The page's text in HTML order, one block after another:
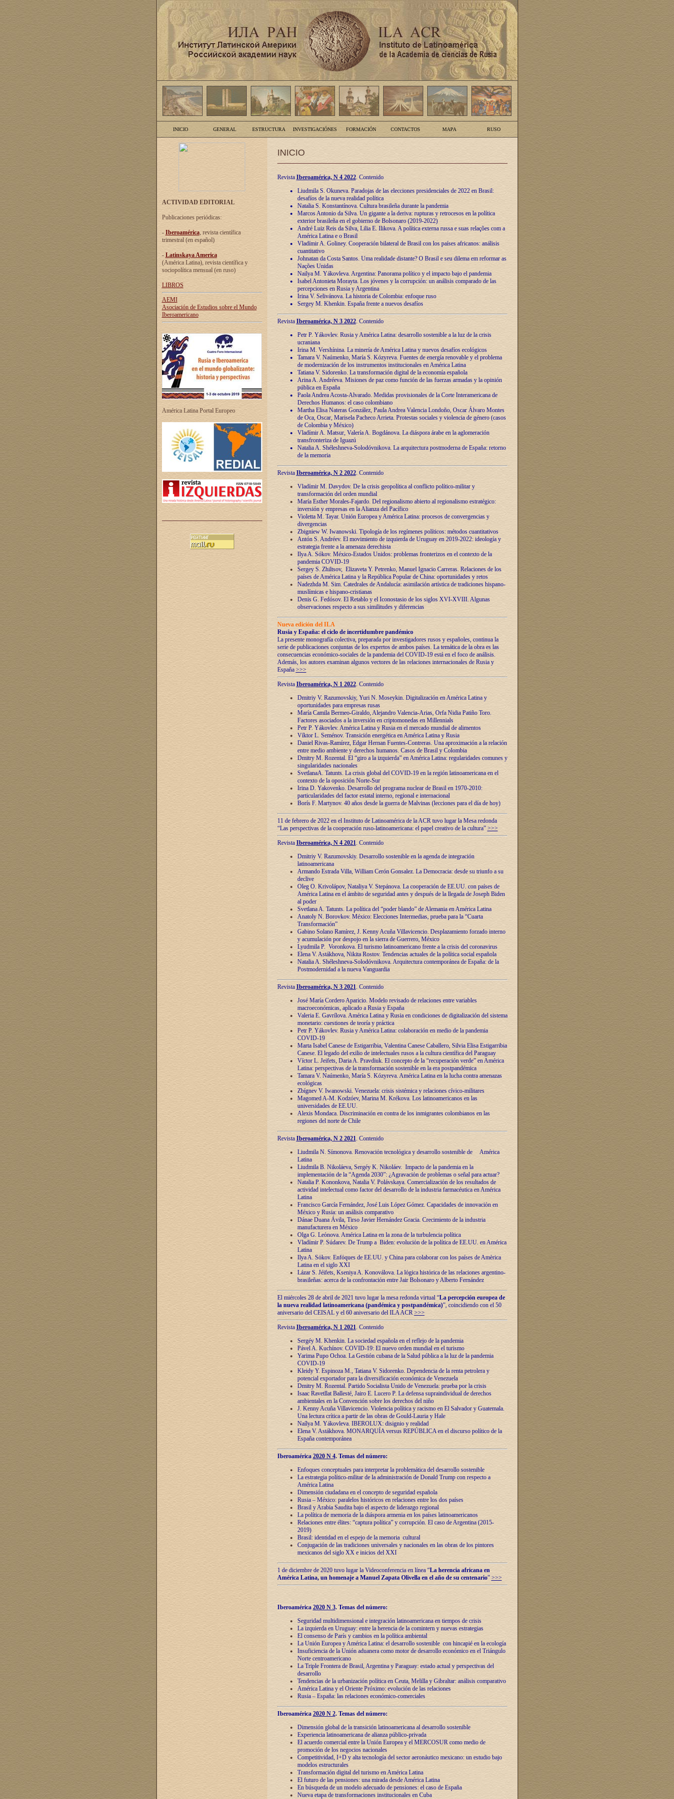
INICIO GENERAL ESTRUCTURA INVESTIGACIÓNES FORMACIÓN CONTACTOS MAPA RUSO
ACTIVIDAD EDITORIAL
Publicaciones periódicas:
- Iberoamérica, revista científica
trimestral (en español)
- Latinskaya America
(América Latina), revista científica y
sociopolítica mensual (en ruso)
LIBROS
AEMI
Asociación de Estudios sobre el Mundo
Iberoamericano
América Latina Portal Europeo
INICIO
Revista Iberoamérica, N 4 2022. Contenido
Liudmila S. Okuneva. Paradojas de las elecciones presidenciales de 2022 en Brasil:
desafíos de la nueva realidad política
Natalia S. Konstantínova. Cultura brasileña durante la pandemia
Marcos Antonio da Silva. Un gigante a la deriva: rupturas y retrocesos en la política
exterior brasileña en el gobierno de Bolsonaro (2019-2022)
André Luiz Reis da Silva, Lilia E. Ilikova. A política externa russa e suas relações com a
América Latina e o Brasil
Vladímir A. Goliney. Cooperación bilateral de Brasil con los países africanos: análisis
cuantitativo
Johnatan da Costa Santos. Uma realidade distante? O Brasil e seu dilema em reformar as
Nações Unidas
Nailya M. Yákovleva. Argentina: Panorama político y el impacto bajo el pandemia
Isabel Antonieta Morayta. Los jóvenes y la corrupción: un análisis comparado de las
percepciones en Rusia y Argentina
Irina V. Selivánova. La historia de Colombia: enfoque ruso
Sergey M. Khenkin. España frente a nuevos desafíos
Revista Iberoamérica, N 3 2022. Contenido
Petr P. Yákovlev. Rusia y América Latina: desarrollo sostenible a la luz de la crisis
ucraniana
Irina M. Vershínina. La minería de América Latina y nuevos desafíos ecológicos
Tamara V. Naúmenko, María S. Kózyreva. Fuentes de energía renovable y el problema
de modernización de los instrumentos institucionales en América Latina
Tatiana V. Sidorenko. La transformación digital de la economía española
Arina A. Andréeva. Misiones de paz como función de las fuerzas armadas y la opinión
pública en España
Paola Andrea Acosta-Alvarado. Medidas provisionales de la Corte Interamericana de
Derechos Humanos: el caso colombiano
Martha Elisa Nateras González, Paula Andrea Valencia Londoño, Oscar Álvaro Montes
de Oca, Oscar, Marisela Pacheco Arrieta. Protestas sociales y violencia de género (casos
de Colombia y México)
Vladímir A. Matsur, Valería A. Bogdánova. La diáspora árabe en la aglomeración
transfronteriza de Iguazú
Natalia A. Shéleshneva-Solodóvnikova. La arquitectura postmoderna de España: retorno
de la memoria
Revista Iberoamérica, N 2 2022. Contenido
Vladímir M. Davydov. De la crisis geopolítica al conflicto político-militar y
transformación del orden mundial
María Esther Morales-Fajardo. Del regionalismo abierto al regionalismo estratégico:
inversión y empresas en la Alianza del Pacífico
Violetta M. Tayar. Unión Europea y América Latina: procesos de convergencias y
divergencias
Zbigniew W. Iwanowski. Tipología de los regímenes políticos: métodos cuantitativos
Antón S. Andréev. El movimiento de izquierda de Uruguay en 2019-2022: ideología y
estrategia frente a la amenaza derechista
Ilya A. Sókov. México-Estados Unidos: problemas fronterizos en el contexto de la
pandemia COVID-19
Sergey S. Zhiltsov, Elizaveta Y. Petrenko, Manuel Ignacio Carreras. Relaciones de los
países de América Latina y la República Popular de China: oportunidades y retos
Nadezhda M. Sim. Catedrales de Andalucía: asimilación artística de tradiciones hispano-
muslímicas e hispano-cristianas
Denis G. Fedósov. El Retablo y el Iconostasio de los siglos XVI-XVIII. Algunas
observaciones respecto a sus similitudes y diferencias
Nueva edición del ILA
Rusia y España: el ciclo de incertidumbre pandémico
La presente monografía colectiva, preparada por investigadores rusos y españoles, continua la
serie de publicaciones conjuntas de los expertos de ambos países. La temática de la obra es las
consecuencias económico-sociales de la pandemia del COVID-19 está en el foco de análisis.
Además, los autores examinan algunos vectores de las relaciones internacionales de Rusia y
España >>>
Revista Iberoamérica, N 1 2022. Contenido
Dmitriy V. Razumovskiy, Yuri N. Moseykin. Digitalización en América Latina y
oportunidades para empresas rusas
María Camila Bermeo-Giraldo, Alejandro Valencia-Arias, Orfa Nidia Patiño Toro.
Factores asociados a la inversión en criptomonedas en Millennials
Petr P. Yákovlev. América Latina y Rusia en el mercado mundial de alimentos
Víktor L. Seménov. Transición energética en América Latina y Rusia
Daniel Rivas-Ramírez, Edgar Hernan Fuentes-Contreras. Una aproximación a la relación
entre medio ambiente y derechos humanos. Casos de Brasil y Colombia
Dmitry M. Rozental. El “giro a la izquierda” en América Latina: regularidades comunes y
singularidades nacionales
SvetlanaA. Tatunts. La crisis global del COVID-19 en la región latinoamericana en el
contexto de la oposición Norte-Sur
Irina D. Yakovenko. Desarrollo del programa nuclear de Brasil en 1970-2010:
particularidades del factor estatal interno, regional e internacional
Borís F. Martynov. 40 años desde la guerra de Malvinas (lecciones para el día de hoy)
11 de febrero de 2022 en el Instituto de Latinoamérica de la ACR tuvo lugar la Mesa redonda
“Las perspectivas de la cooperación ruso-latinoamericana: el papel creativo de la cultura” >>>
Revista Iberoamérica, N 4 2021. Contenido
Dmitriy V. Razumovskiy. Desarrollo sostenible en la agenda de integración
latinoamericana
Armando Estrada Villa, William Cerón Gonsalez. La Democracia: desde su triunfo a su
declive
Oleg O. Krivolápov, Nataliya V. Stepánova. La cooperación de EE.UU. con países de
América Latina en el ámbito de seguridad antes y después de la llegada de Joseph Biden
al poder
Svetlana A. Tatunts. La política del “poder blando” de Alemania en América Latina
Anatoly N. Borovkov. México: Elecciones Intermedias, prueba para la “Cuarta
Transformación”
Gabino Solano Ramírez, J. Kenny Acuña Villavicencio. Desplazamiento forzado interno
y acumulación por despojo en la sierra de Guerrero, México
Lyudmila P. Voronkova. El turismo latinoamericano frente a la crisis del coronavirus
Elena V. Astákhova, Nikita Rostov. Tendencias actuales de la política social española
Natalia A. Shéleshneva-Solodóvnikova. Arquitectura contemporánea de España: de la
Postmodernidad a la nueva Vanguardia
Revista Iberoamérica, N 3 2021. Contenido
José María Cordero Aparicio. Modelo revisado de relaciones entre variables
macroeconómicas, aplicado a Rusia y España
Valeria E. Gavrílova. América Latina y Rusia en condiciones de digitalización del sistema
monetario: cuestiones de teoría y práctica
Petr P. Yákovlev. Rusia y América Latina: colaboración en medio de la pandemia
COVID-19
Marta Isabel Canese de Estigarribia, Valentina Canese Caballero, Silvia Elisa Estigarribia
Canese. El legado del exilio de intelectuales rusos a la cultura científica del Paraguay
Víctor L. Jeifets, Daria A. Pravdiuk. El concepto de la “recuperación verde” en América
Latina: perspectivas de la transformación sostenible en la era postpandémica
Tamara V. Naúmenko, María S. Kózyreva. América Latina en la lucha contra amenazas
ecológicas
Zbígnev V. Iwanowski. Venezuela: crisis sistémica y relaciones cívico-militares
Magomed A-M. Kodzóev, Marina M. Krékova. Los latinoamericanos en las
universidades de EE.UU.
Alexis Mondaca. Discriminación en contra de los inmigrantes colombianos en las
regiones del norte de Chile
RevistaIberoamérica, N 2 2021. Contenido
Liudmila N. Símonova. Renovaciόn tecnolόgica y desarrollo sostenible de América
Latina
Liudmila B. Nikoláeva, Sergéy K. Nikoláev. Impacto de la pandemia en la
implementaciόn de la “Agenda 2030”: ¿Agravaciόn de problemas o señal para actuar?
Natalia P. Kononkova, Natalia V. Polávskaya. Comercializaciόn de los resultados de
actividad intelectual como factor del desarrollo de la industria farmacéutica en América
Latina
Francisco García Fernández, José Luis López Gómez. Capacidades de innovaciόn en
México y Rusia: un análisis comparativo
Dánae Duana Ávila, Tirso Javier Hernández Gracia. Crecimiento de la industria
manufacturera en México
Olga G. Leόnova. América Latina en la zona de la turbulencia política
Vladímir P. Súdarev. De Trump a Biden: evoluciόn de la política de EE.UU. en América
Latina
Ilya A. Sόkov. Enfόques de EE.UU. y China para colaborar con los países de Amèrica
Latina en el siglo XXI
Lázar S. Jéifets, Kseniya A. Konoválova. La lόgica histόrica de las relaciones argentino-
brasileñas: acerca de la confrontaciόn entre Jair Bolsonaro y Alberto Fernández
El miércoles 28 de abril de 2021 tuvo lugar la mesa redonda virtual “La percepción europea de
la nueva realidad latinoamericana (pandémica y postpandémica)”, coincidiendo con el 50
aniversario del CEISAL y el 60 aniversario del ILA ACR >>>
Revista Iberoamérica, N 1 2021. Contenido
Sergéy M. Khenkin. La sociedad española en el reflejo de la pandemia
Pável A. Kuchínov. COVID-19: El nuevo orden mundial en el turismo
Yarima Pupo Ochoa. La Gestión cubana de la Salud pública a la luz de la pandemia
COVID-19
Kleidy Y. Espinoza M., Tatiana V. Sidorenko. Dependencia de la renta petrolera y
potencial exportador para la diversificación económica de Venezuela
Dmitry M. Rozental. Partido Socialista Unido de Venezuela: prueba por la crisis
Isaac Ravetllat Ballesté, Jairo E. Lucero P. La defensa supraindividual de derechos
ambientales en la Convención sobre los derechos del niño
J. Kenny Acuña Villavicencio. Violencia política y racismo en El Salvador y Guatemala.
Una lectura crítica a partir de las obras de Gould-Lauria y Hale
Naílya M. Yákovleva. IBEROLUX: disignio y realidad
Elena V. Astákhova. MONARQUÍA versus REPÚBLICA en el discurso político de la
España contemporánea
Iberoamérica 2020 N 4. Temas del número:
Enfoques conceptuales para interpretar la problemática del desarrollo sostenible
La estrategia político-militar de la administración de Donald Trump con respecto a
América Latina
Dimensión ciudadana en el concepto de seguridad española
Rusia – México: paralelos históricos en relaciones entre los dos países
Brasil y Arabia Saudita bajo el aspecto de liderazgo regional
La política de memoria de la diáspora armenia en los países latinoamericanos
Relaciones entre élites: “captura política” y corrupción. El caso de Argentina (2015-
2019)
Brasil: identidad en el espejo de la memoria cultural
Conjugación de las tradiciones universales y nacionales en las obras de los pintores
mexicanos del siglo XX e inicios del XXI
1 de diciembre de 2020 tuvo lugar la Videoconferencia en línea “La herencia africana en
América Latina, un homenaje a Manuel Zapata Olivella en el año de su centenario” >>>
Iberoamérica 2020 N 3.Temas del número:
Seguridad multidimensional e integración latinoamericana en tiempos de crisis
La izquierda en Uruguay: entre la herencia de lа comintern y nuevas estrategias
El consenso de París y cambios en la política ambiental
La Unión Europea y América Latina: el desarrollo sostenible con hincapié en la ecología
Insuficiencia de la Unión aduanera como motor de desarrollo económico en el Triángulo
Norte centroamericano
La Triple Frontera de Brasil, Argentina y Paraguay: estado actual y perspectivas del
desarrollo
Tendencias de la urbanización política en Ceuta, Melilla y Gibraltar: análisis comparativo
América Latina y el Oriente Próximo: evolución de las relaciones
Rusia – España: las relaciones económico-comerciales
Iberoamérica 2020 N 2.Temas del número:
Dimensión global de la transición latinoamericana al desarrollo sostenible
Experiencia latinoamericana de alianza público-privada
El acuerdo comercial entre la Unión Europea y el MERCOSUR como medio de
promoción de los negocios nacionales
Competitividad, I+D y alta tecnología del sector aeronáutico mexicano: un estudio bajo
modelos estructurales
Transformación digital del turismo en América Latina
El futuro de las pensiones: una mirada desde América Latina
En búsqueda de un modelo adecuado de pensiones: el caso de España
Nueva etapa de transformaciones institucionales en Cuba